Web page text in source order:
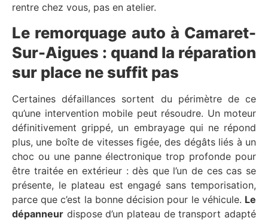
rentre chez vous, pas en atelier.
Le remorquage auto à Camaret-
Sur-Aigues : quand la réparation
sur place ne suffit pas
Certaines défaillances sortent du périmètre de ce
qu’une intervention mobile peut résoudre. Un moteur
définitivement grippé, un embrayage qui ne répond
plus, une boîte de vitesses figée, des dégâts liés à un
choc ou une panne électronique trop profonde pour
être traitée en extérieur : dès que l’un de ces cas se
présente, le plateau est engagé sans temporisation,
parce que c’est la bonne décision pour le véhicule. Le
dépanneur dispose d’un plateau de transport adapté